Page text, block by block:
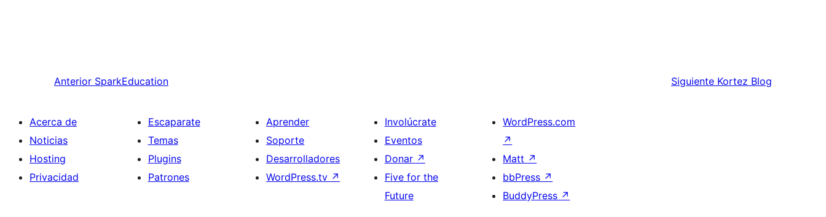
Anterior SparkEducation Siguiente Kortez Blog
Acerca de
Noticias
Hosting
Privacidad
Escaparate
Temas
Plugins
Patrones
Aprender
Soporte
Desarrolladores
WordPress.tv ↗
Involúcrate
Eventos
Donar ↗
Five for the
Future
WordPress.com
↗
Matt ↗
bbPress ↗
BuddyPress ↗